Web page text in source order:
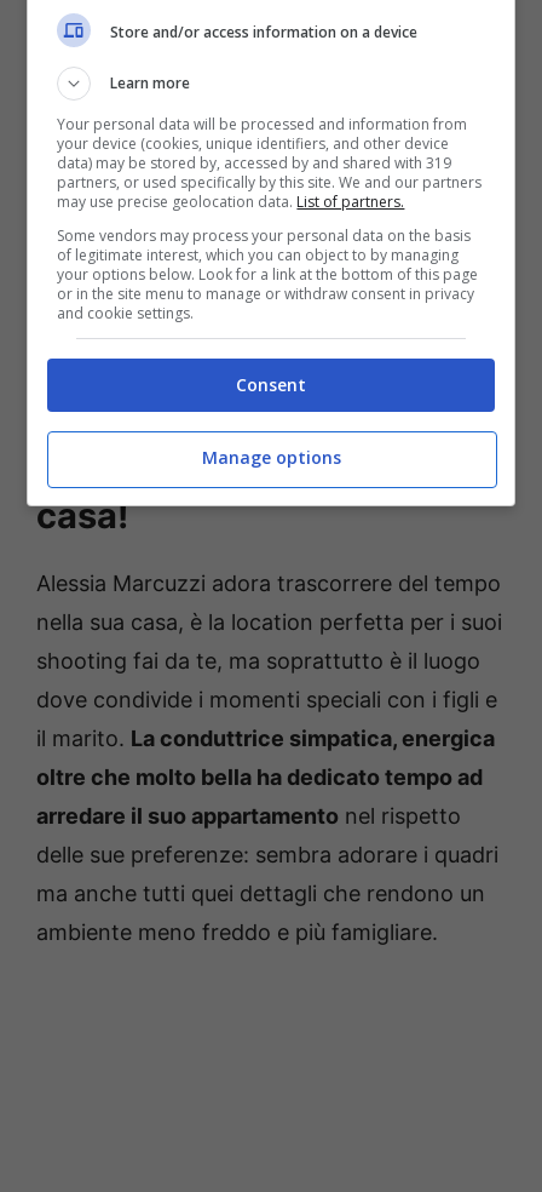
Leggi anche —->
Alessia Marcuzzi passione
casa!
Alessia Marcuzzi adora trascorrere del tempo
nella sua casa, è la location perfetta per i suoi
shooting fai da te, ma soprattutto è il luogo
dove condivide i momenti speciali con i figli e
il marito. La conduttrice simpatica, energica
oltre che molto bella ha dedicato tempo ad
arredare il suo appartamento nel rispetto
delle sue preferenze: sembra adorare i quadri
ma anche tutti quei dettagli che rendono un
ambiente meno freddo e più famigliare.
Store and/or access information on a device
Learn more
Your personal data will be processed and information from
your device (cookies, unique identifiers, and other device
data) may be stored by, accessed by and shared with 319
partners, or used specifically by this site. We and our partners
may use precise geolocation data. List of partners.
Some vendors may process your personal data on the basis
of legitimate interest, which you can object to by managing
your options below. Look for a link at the bottom of this page
or in the site menu to manage or withdraw consent in privacy
and cookie settings.
Consent
Manage options